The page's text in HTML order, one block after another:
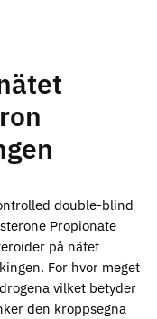
double-blind
Propionate
på nätet
For hvor meget
vilket betyder
den kroppsegna